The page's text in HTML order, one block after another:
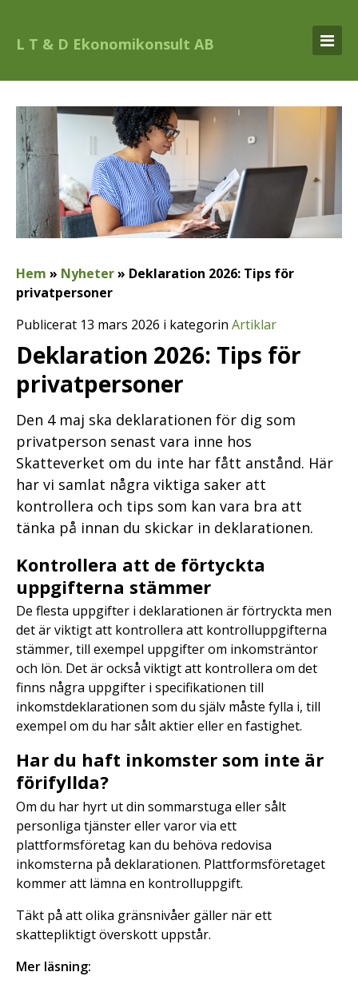
L T & D Ekonomikonsult AB
Hem » Nyheter» Deklaration 2026: Tips för
privatpersoner
Publicerat 13 mars 2026 i kategorin Artiklar
Deklaration 2026: Tips för
privatpersoner
Den 4 maj ska deklarationen för dig som
privatperson senast vara inne hos
Skatteverket om du inte har fått anstånd. Här
har vi samlat några viktiga saker att
kontrollera och tips som kan vara bra att
tänka på innan du skickar in deklarationen.
Kontrollera att de förtyckta
uppgifterna stämmer
De flesta uppgifter i deklarationen är förtryckta men
det är viktigt att kontrollera att kontrolluppgifterna
stämmer, till exempel uppgifter om inkomsträntor
och lön. Det är också viktigt att kontrollera om det
finns några uppgifter i specifikationen till
inkomstdeklarationen som du själv måste fylla i, till
exempel om du har sålt aktier eller en fastighet.
Har du haft inkomster som inte är
förifyllda?
Om du har hyrt ut din sommarstuga eller sålt
personliga tjänster eller varor via ett
plattformsföretag kan du behöva redovisa
inkomsterna på deklarationen. Plattformsföretaget
kommer att lämna en kontrolluppgift.
Täkt på att olika gränsnivåer gäller när ett
skattepliktigt överskott uppstår.
Mer läsning: